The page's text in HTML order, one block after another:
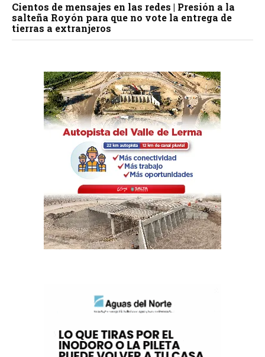
Cientos de mensajes en las redes | Presión a la
salteña Royón para que no vote la entrega de
tierras a extranjeros